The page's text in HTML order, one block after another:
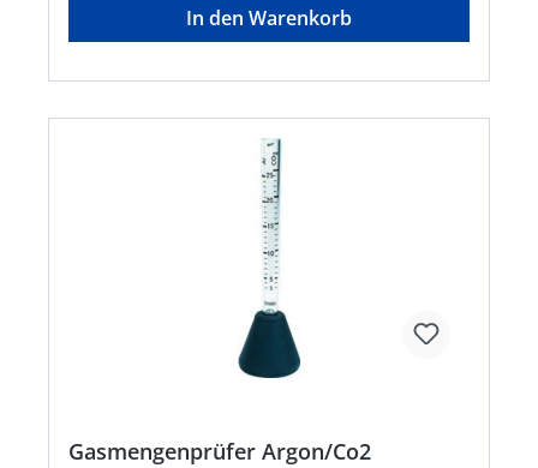
In den Warenkorb
Gasmengenprüfer Argon/Co2